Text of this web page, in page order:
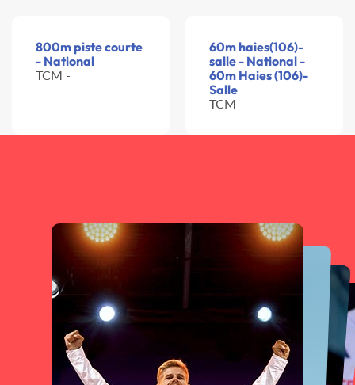
800m piste courte
- National
TCM -
60m haies(106)-
salle - National -
60m Haies (106)-
Salle
TCM -